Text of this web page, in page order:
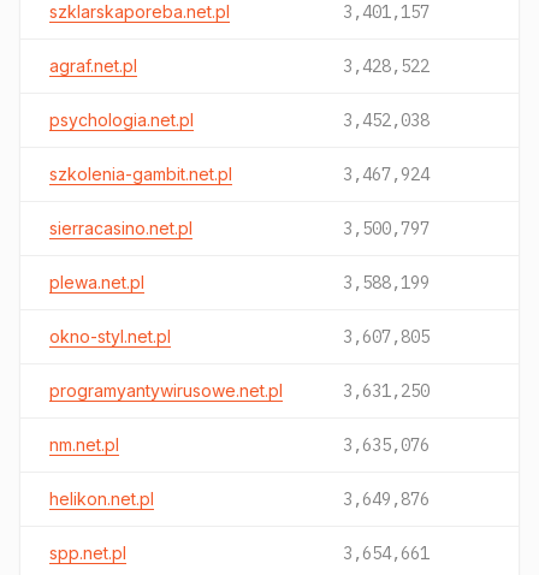
szklarskaporeba.net.pl 3,401,157
agraf.net.pl 3,428,522
psychologia.net.pl 3,452,038
szkolenia-gambit.net.pl 3,467,924
sierracasino.net.pl 3,500,797
plewa.net.pl 3,588,199
okno-styl.net.pl 3,607,805
programyantywirusowe.net.pl 3,631,250
nm.net.pl 3,635,076
helikon.net.pl 3,649,876
spp.net.pl 3,654,661